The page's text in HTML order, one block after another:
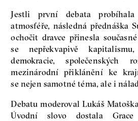
Jestli první debata
atmosféře, následná přednáška
ochočit dravce přinesla
se nepřekvapivě
demokracie, společenských
mezinárodní přiklánění ke
se nejen samotné téma, ale i
Debatu moderoval Lukáš
Úvodní slovo dostala Grace